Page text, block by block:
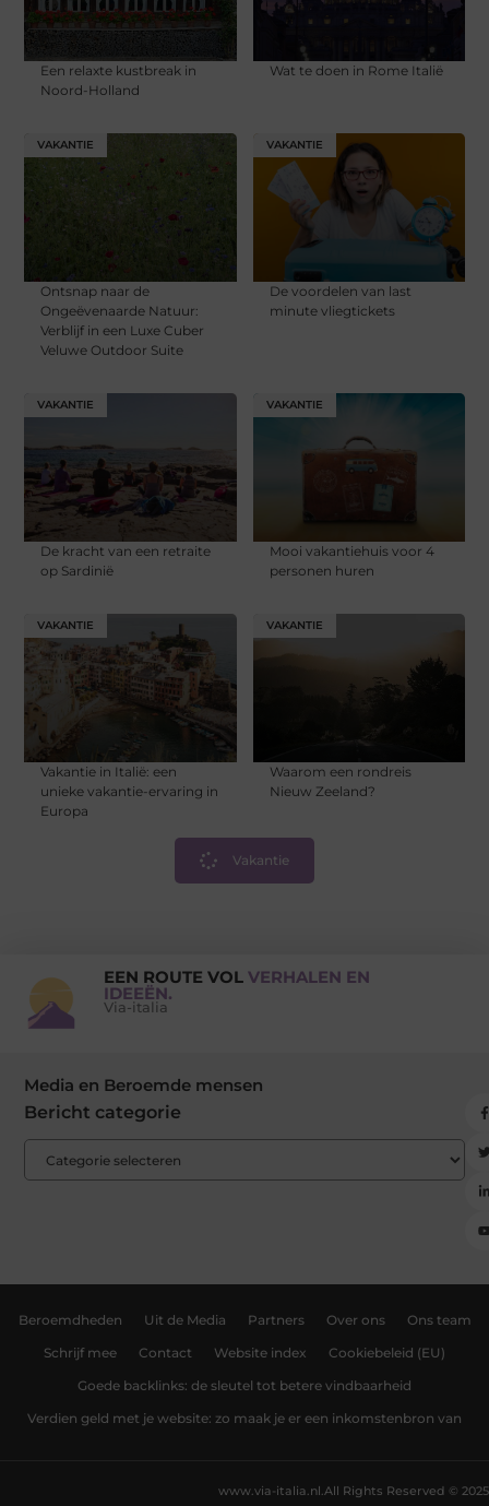
Een relaxte kustbreak in
Noord-Holland
Wat te doen in Rome Italië
VAKANTIE
Ontsnap naar de
Ongeëvenaarde Natuur:
Verblijf in een Luxe Cuber
Veluwe Outdoor Suite
VAKANTIE
De voordelen van last
minute vliegtickets
VAKANTIE
De kracht van een retraite
op Sardinië
VAKANTIE
Mooi vakantiehuis voor 4
personen huren
VAKANTIE
Vakantie in Italië: een
unieke vakantie-ervaring in
Europa
VAKANTIE
Waarom een rondreis
Nieuw Zeeland?
Vakantie
EEN ROUTE VOL VERHALEN EN
IDEEËN.
Via-italia
Media en Beroemde mensen
Bericht categorie
Beroemdheden Uit de Media Partners Over ons Ons team
Schrijf mee Contact Website index Cookiebeleid (EU)
Goede backlinks: de sleutel tot betere vindbaarheid
Verdien geld met je website: zo maak je er een inkomstenbron van
All Rights Reserved © 2025
www.via-italia.nl.